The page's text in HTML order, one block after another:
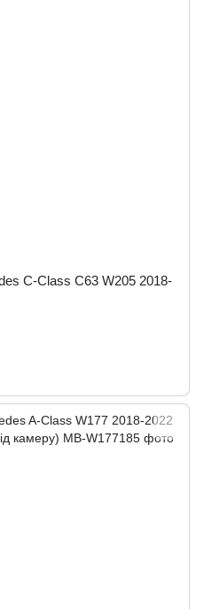
C-Class C63 W205 2018-